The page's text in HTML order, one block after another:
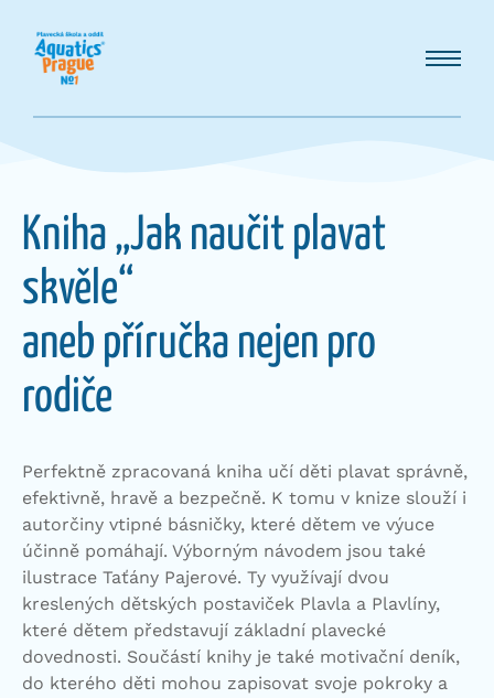
Kniha „Jak naučit plavat
skvěle“
aneb příručka nejen pro
rodiče
Perfektně zpracovaná kniha učí děti plavat správně,
efektivně, hravě a bezpečně. K tomu v knize slouží i
autorčiny vtipné básničky, které dětem ve výuce
účinně pomáhají. Výborným návodem jsou také
ilustrace Taťány Pajerové. Ty využívají dvou
kreslených dětských postaviček Plavla a Plavlíny,
které dětem představují základní plavecké
dovednosti. Součástí knihy je také motivační deník,
do kterého děti mohou zapisovat svoje pokroky a